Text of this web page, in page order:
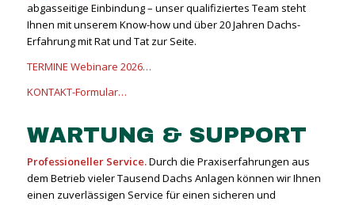
abgasseitige Einbindung – unser qualifiziertes Team steht
Ihnen mit unserem Know-how und über 20 Jahren Dachs-
Erfahrung mit Rat und Tat zur Seite.
TERMINE Webinare 2026…
KONTAKT-Formular…
WARTUNG & SUPPORT
Professioneller Service.Durch die Praxiserfahrungen aus
dem Betrieb vieler Tausend Dachs Anlagen können wir Ihnen
einen zuverlässigen Service für einen sicheren und